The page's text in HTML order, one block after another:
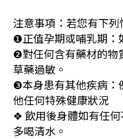
注意事項：若您有下列
❶正值孕期或哺乳期：
❷對任何含有藥材的物
草藥過敏。
❸本身患有其他疾病：
他任何特殊健康狀況
❖ 飲用後身體如有任
多喝清水。